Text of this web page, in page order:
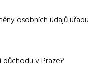
osobních údajů úřadu
důchodu v Praze?